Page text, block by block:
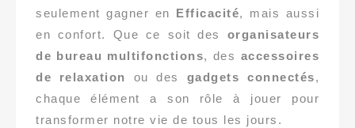
seulement gagner en Efficacité, mais aussi
en confort. Que ce soit des organisateurs
de bureau multifonctions, des accessoires
de relaxation
ou des gadgets connectés,
chaque élément a son rôle à jouer pour
transformer notre vie de tous les jours.